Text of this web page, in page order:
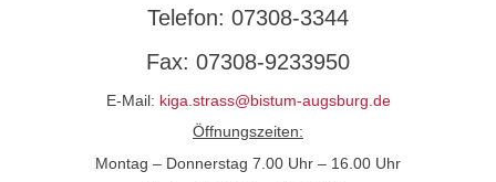
Telefon: 07308-3344
Fax: 07308-9233950
E-Mail: kiga.strass@bistum-augsburg.de
Öffnungszeiten:
Montag – Donnerstag 7.00 Uhr – 16.00 Uhr